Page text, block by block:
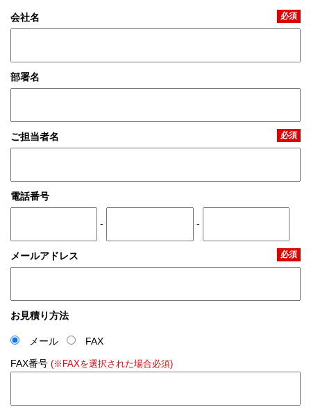
会社名 必須
部署名
ご担当者名 必須
電話番号
- -
メールアドレス 必須
お見積り方法
メール
FAX
FAX番号 (※FAXを選択された場合必須)